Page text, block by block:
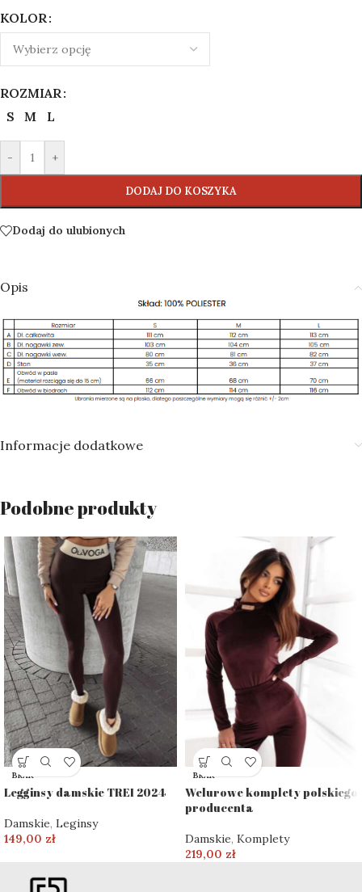
KOLOR
ROZMIAR
S
M L
- +
DODAJ DO KOSZYKA
Dodaj do ulubionych
Opis
Informacje dodatkowe
Podobne produkty
BRAK
Legginsy damskie TREI 2024
Damskie, Leginsy
149,00 zł
BRAK
Welurowe komplety polskiego
producenta
Damskie, Komplety
219,00 zł